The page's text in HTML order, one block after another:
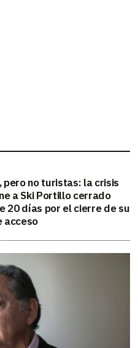
pero no turistas: la crisis
a Ski Portillo cerrado
20 días por el cierre de su
acceso